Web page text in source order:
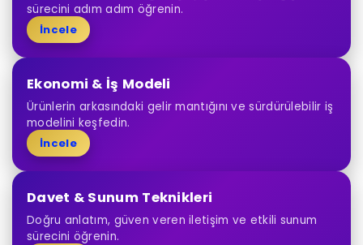
sürecini adım adım öğrenin.
İncele
Ekonomi & İş Modeli
Ürünlerin arkasındaki gelir mantığını ve sürdürülebilir iş
modelini keşfedin.
İncele
Davet & Sunum Teknikleri
Doğru anlatım, güven veren iletişim ve etkili sunum
sürecini öğrenin.